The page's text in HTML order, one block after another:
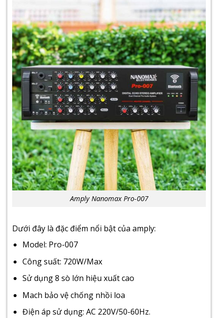
Amply Nanomax Pro-007
Dưới đây là đặc điểm nổi bật của amply:
Model: Pro-007
Công suất: 720W/Max
Sử dụng 8 sò lớn hiệu xuất cao
Mach bảo vệ chống nhồi loa
Điện áp sử dụng: AC 220V/50-60Hz.